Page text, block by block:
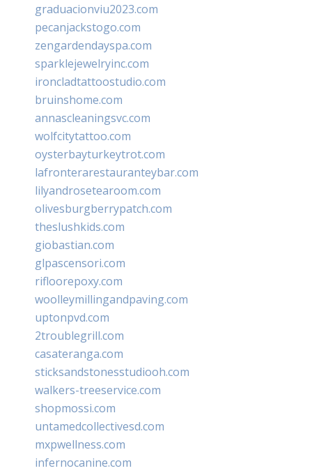
graduacionviu2023.com
pecanjackstogo.com
zengardendayspa.com
sparklejewelryinc.com
ironcladtattoostudio.com
bruinshome.com
annascleaningsvc.com
wolfcitytattoo.com
oysterbayturkeytrot.com
lafronterarestauranteybar.com
lilyandrosetearoom.com
olivesburgberrypatch.com
theslushkids.com
giobastian.com
glpascensori.com
rifloorepoxy.com
woolleymillingandpaving.com
uptonpvd.com
2troublegrill.com
casateranga.com
sticksandstonesstudiooh.com
walkers-treeservice.com
shopmossi.com
untamedcollectivesd.com
mxpwellness.com
infernocanine.com